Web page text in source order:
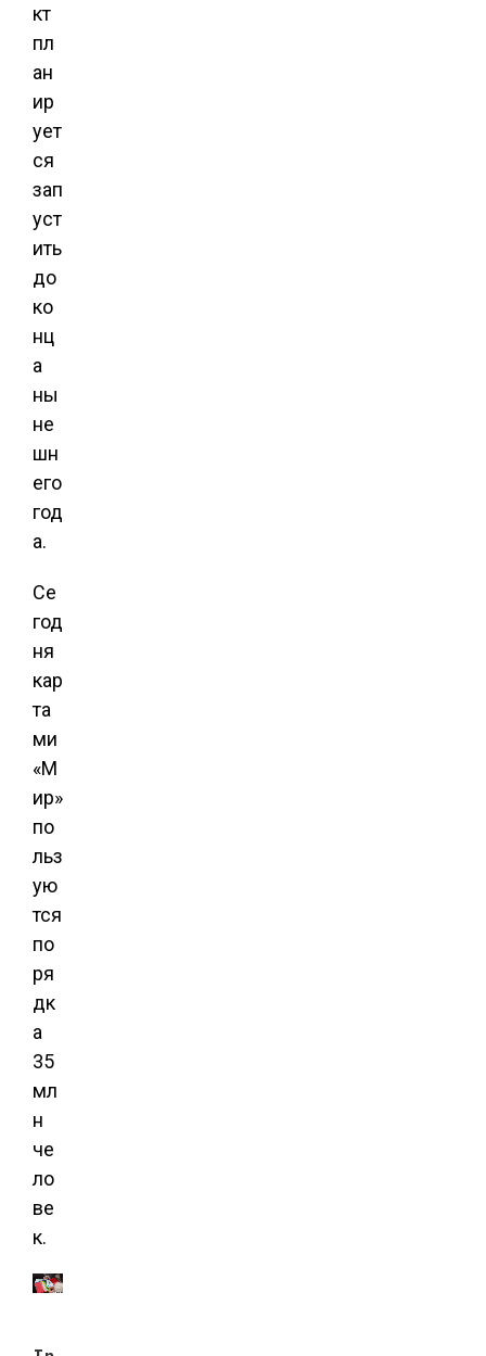
кт
пл
ан
ир
ует
ся
зап
уст
ить
до
ко
нц
а
ны
не
шн
его
год
а.
Се
год
ня
кар
та
ми
«М
ир»
по
льз
ую
тся
по
ря
дк
а
35
мл
н
че
ло
ве
к.